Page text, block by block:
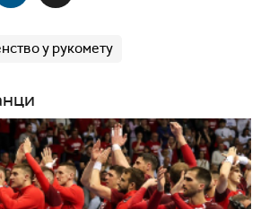
у рукомету